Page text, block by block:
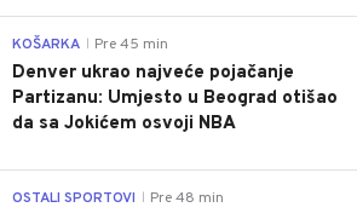
KOŠARKA Pre 45 min
Denver ukrao najveće pojačanje
Partizanu: Umjesto u Beograd otišao
da sa Jokićem osvoji NBA
OSTALI SPORTOVI Pre 48 min